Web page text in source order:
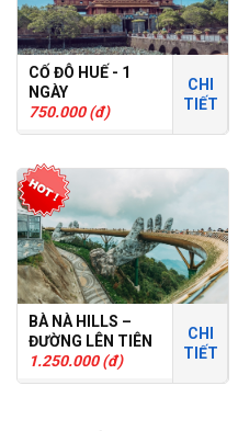
CỐ ĐÔ HUẾ - 1
NGÀY
750.000 (đ)
CHI
TIẾT
BÀ NÀ HILLS –
ĐƯỜNG LÊN TIÊN
CẢNH
1.250.000 (đ)
CHI
TIẾT